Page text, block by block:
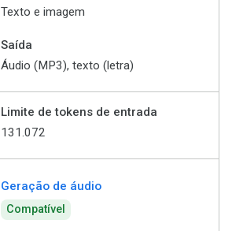
Texto e imagem
Saída
Áudio (MP3), texto (letra)
Limite de tokens de entrada
131.072
Geração de áudio
Compatível